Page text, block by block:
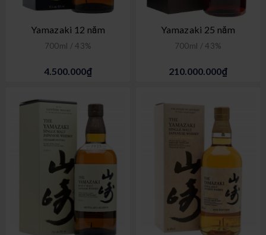
Yamazaki 12 năm
700ml / 43%
4.500.000₫
Yamazaki 25 năm
700ml / 43%
210.000.000₫